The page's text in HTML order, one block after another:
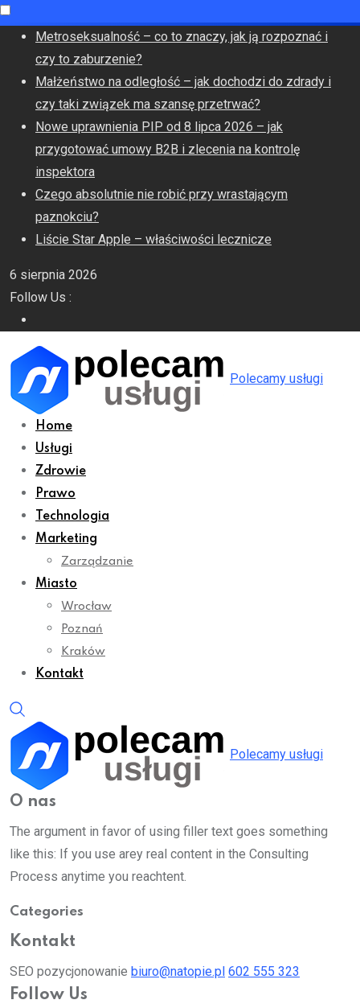
Skip
content
Metroseksualność – co to znaczy, jak ją rozpoznać i
czy to zaburzenie?
Małżeństwo na odległość – jak dochodzi do zdrady i
czy taki związek ma szansę przetrwać?
Nowe uprawnienia PIP od 8 lipca 2026 – jak
przygotować umowy B2B i zlecenia na kontrolę
inspektora
Czego absolutnie nie robić przy wrastającym
paznokciu?
Liście Star Apple – właściwości lecznicze
6 sierpnia 2026
Follow Us :
Polecamy usługi
Home
Usługi
Zdrowie
Prawo
Technologia
Marketing
Zarządzanie
Miasto
Wrocław
Poznań
Kraków
Kontakt
Polecamy usługi
O nas
The argument in favor of using filler text goes something
like this: If you use arey real content in the Consulting
Process anytime you reachtent.
Categories
Kontakt
SEO pozycjonowanie biuro@natopie.pl 602 555 323
Follow Us